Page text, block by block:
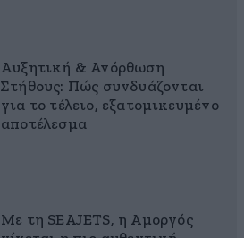
Αυξητική & Ανόρθωση
Στήθους: Πώς συνδυάζονται
για το τέλειο, εξατομικευμένο
αποτέλεσμα
Με τη SEAJETS, η Αμοργός